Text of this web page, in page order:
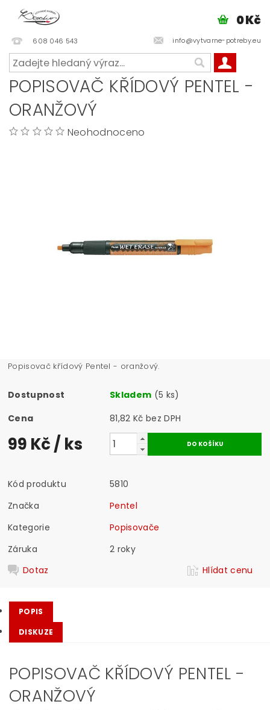
608 046 543 info@vytvarne-potreby.eu
0 Kč
POPISOVAČ KŘÍDOVÝ PENTEL -
ORANŽOVÝ
Neohodnoceno
Popisovač křídový Pentel - oranžový.
Dostupnost Skladem (5 ks)
Cena
81,82 Kč bez DPH
99 Kč/ ks
Kód produktu
5810
Značka
Pentel
Kategorie
Popisovače
Záruka
2 roky
Dotaz
Hlídat cenu
POPIS
DISKUZE
POPISOVAČ KŘÍDOVÝ PENTEL -
ORANŽOVÝ